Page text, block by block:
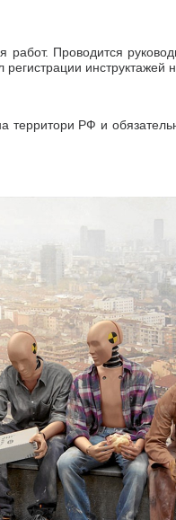
Проводится
инструктажей
РФ и